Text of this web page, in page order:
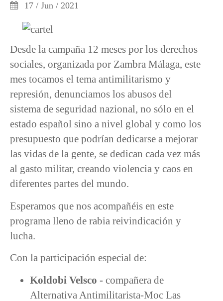
17 / Jun / 2021
Desde la campaña 12 meses por los derechos
sociales, organizada por Zambra Málaga, este
mes tocamos el tema antimilitarismo y
represión, denunciamos los abusos del
sistema de seguridad nazional, no sólo en el
estado español sino a nivel global y como los
presupuesto que podrían dedicarse a mejorar
las vidas de la gente, se dedican cada vez más
al gasto militar, creando violencia y caos en
diferentes partes del mundo.
Esperamos que nos acompañéis en este
programa lleno de rabia reivindicación y
lucha.
Con la participación especial de:
Koldobi Velsco - compañera de
Alternativa Antimilitarista-Moc Las